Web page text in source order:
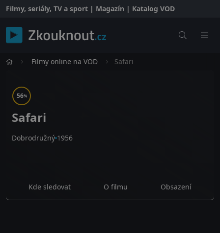
Filmy, seriály, TV a sport | Magazín | Katalog VOD
Filmy online na VOD Safari
56%
Safari
Dobrodružný 1956
Kde sledovat O filmu Obsazení